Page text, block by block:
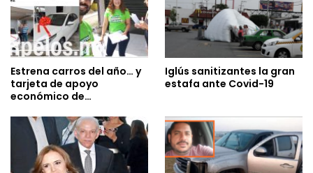
Estrena carros del año… y
tarjeta de apoyo
económico de…
Iglús sanitizantes la gran
estafa ante Covid-19